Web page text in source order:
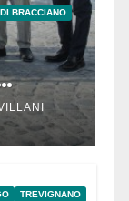
BRACCIANO
TREVIGNANO